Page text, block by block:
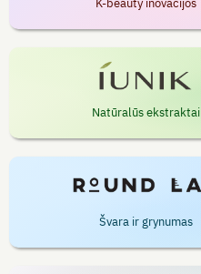
K-beauty inovacijos
Natūralūs ekstraktai
Švara ir grynumas